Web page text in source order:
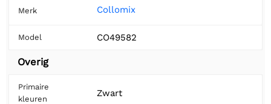
Merk Collomix
Model CO49582
Overig
Primaire
kleuren
Zwart